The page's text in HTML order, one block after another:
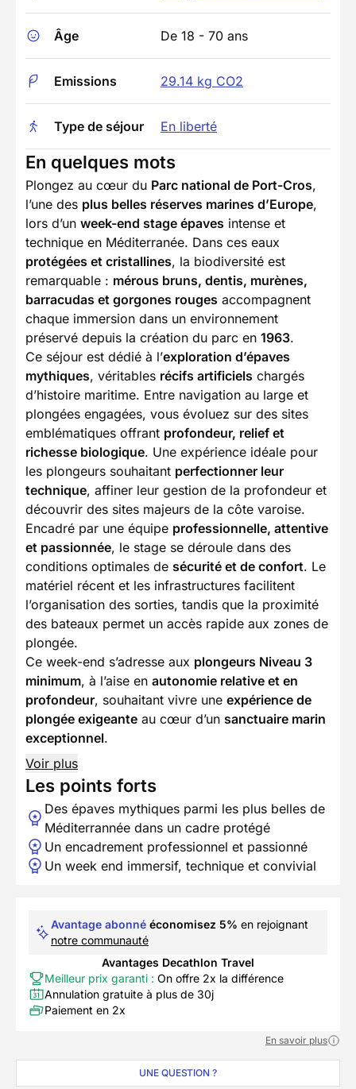
Âge De 18 - 70 ans
Emissions 29.14 kg CO2
Type de séjour En liberté
En quelques mots
Plongez au cœur du Parc national de Port-Cros,
l’une des plus belles réserves marines d’Europe,
lors d’un week-end stage épaves intense et
technique en Méditerranée. Dans ces eaux
protégées et cristallines, la biodiversité est
remarquable : mérous bruns, dentis, murènes,
barracudas et gorgones rouges accompagnent
chaque immersion dans un environnement
préservé depuis la création du parc en 1963.
Ce séjour est dédié à l’exploration d’épaves
mythiques, véritables récifs artificiels chargés
d’histoire maritime. Entre navigation au large et
plongées engagées, vous évoluez sur des sites
emblématiques offrant profondeur, relief et
richesse biologique. Une expérience idéale pour
les plongeurs souhaitant perfectionner leur
technique, affiner leur gestion de la profondeur et
découvrir des sites majeurs de la côte varoise.
Encadré par une équipe professionnelle, attentive
et passionnée, le stage se déroule dans des
conditions optimales de sécurité et de confort. Le
matériel récent et les infrastructures facilitent
l’organisation des sorties, tandis que la proximité
des bateaux permet un accès rapide aux zones de
plongée.
Ce week-end s’adresse aux plongeurs Niveau 3
minimum, à l’aise en autonomie relative et en
profondeur, souhaitant vivre une expérience de
plongée exigeante au cœur d’un sanctuaire marin
exceptionnel.
Voir plus
Les points forts
Des épaves mythiques parmi les plus belles de
Méditerrannée dans un cadre protégé
Un encadrement professionnel et passionné
Un week end immersif, technique et convivial
Avantage abonné économisez 5% en rejoignant
notre communauté
Avantages Decathlon Travel
Meilleur prix garanti : On offre 2x la différence
Annulation gratuite à plus de 30j
Paiement en 2x
En savoir plus
UNE QUESTION ?